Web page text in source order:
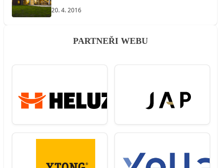
20. 4. 2016
PARTNEŘI WEBU